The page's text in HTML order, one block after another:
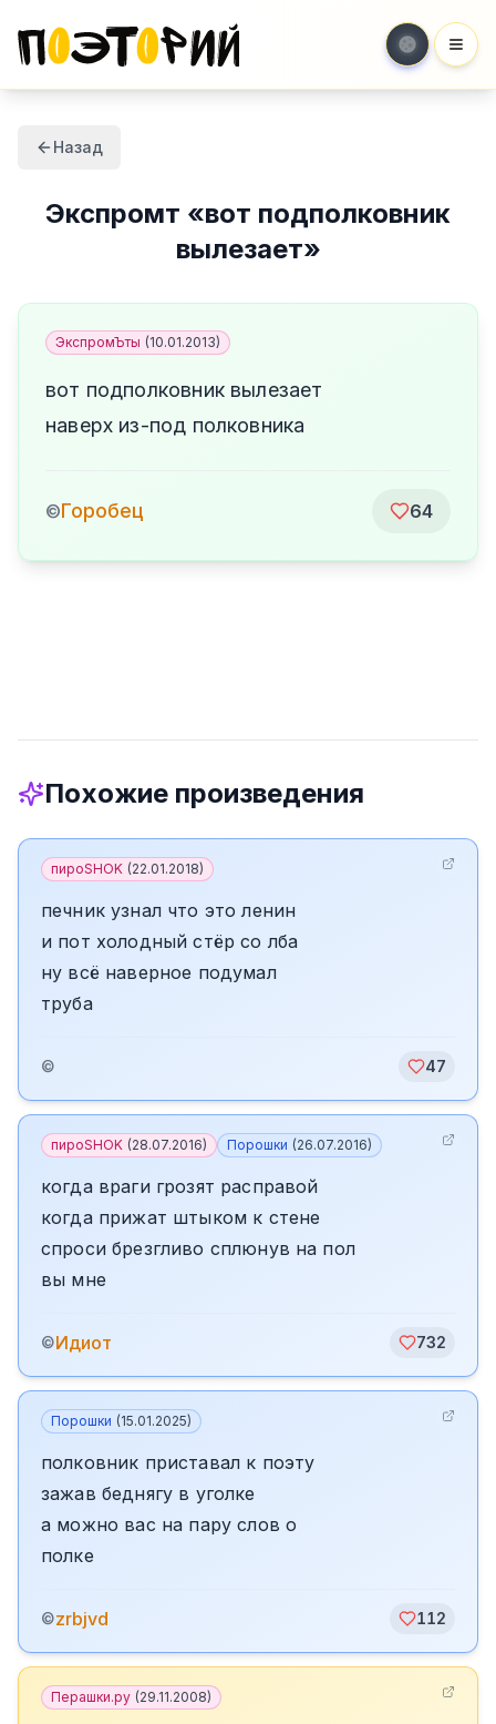
Назад
Экспромт «вот подполковник
вылезает»
ЭкспромЪты (10.01.2013)
вот подполковник вылезает
наверх из-под полковника
©Горобец 64
Похожие произведения
пироSHOK (22.01.2018)
печник узнал что это ленин
и пот холодный стёр со лба
ну всё наверное подумал
труба
© 47
пироSHOK (28.07.2016) Порошки (26.07.2016)
когда враги грозят расправой
когда прижат штыком к стене
спроси брезгливо сплюнув на пол
вы мне
©Идиот 732
Порошки (15.01.2025)
полковник приставал к поэту
зажав беднягу в уголке
а можно вас на пару слов о
полке
©zrbjvd 112
Перашки.ру (29.11.2008)